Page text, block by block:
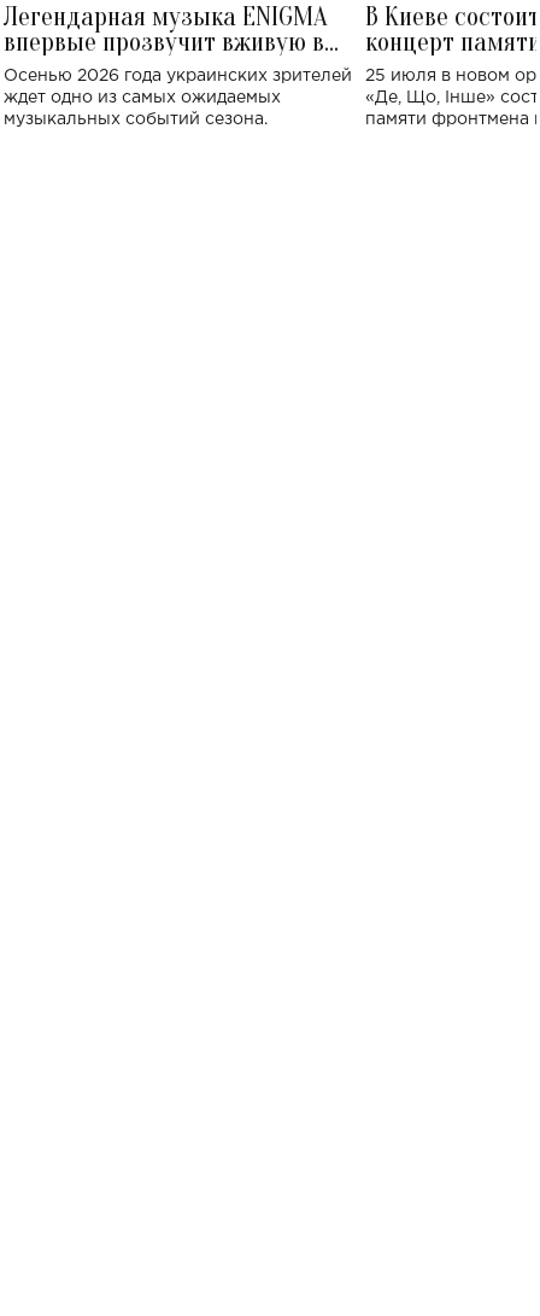
Легендарная музыка ENIGMA
впервые прозвучит вживую в
Украине: где состоится концерт
Осенью 2026 года украинских зрителей
ждет одно из самых ожидаемых
музыкальных событий сезона.
В Киеве
концерт
Клименко:
исполнят песни
25 июля в новом
«Де, Що, Інше»
памяти фронтмена